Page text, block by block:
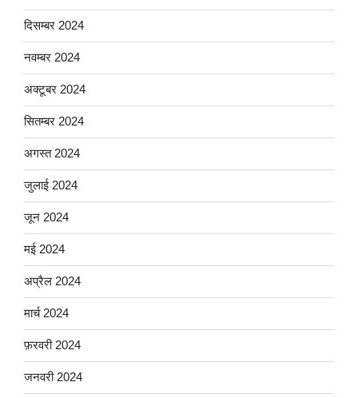
दिसम्बर 2024
नवम्बर 2024
अक्टूबर 2024
सितम्बर 2024
अगस्त 2024
जुलाई 2024
जून 2024
मई 2024
अप्रैल 2024
मार्च 2024
फ़रवरी 2024
जनवरी 2024